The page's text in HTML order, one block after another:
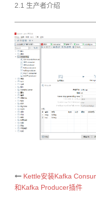
2.1 生产者介绍
Post
Kettle安装Kafka
和Kafka Producer插件